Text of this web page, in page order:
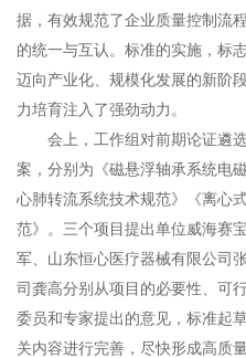
据，有效规范了企业质量控制流
的统一与互认。标准的实施，标
迈向产业化、规模化发展的新阶
力培育注入了强劲动力。
会上，工作组对前期论证遴
案，分别为《磁悬浮轴承系统电
心肺转流系统技术规范》《离心
范》。三个项目提出单位威海赛
军、山东恒心医疗器械有限公司
司龚高分别从项目的必要性、可
委员和专家提出的意见，标准起
关内容进行完善，尽快形成高质